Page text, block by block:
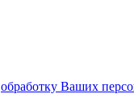
обработку Ваших